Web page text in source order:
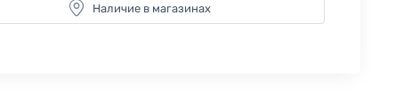
Наличие в магазинах